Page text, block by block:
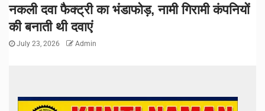
नकली दवा फैक्ट्री का भंडाफोड़, नामी गिरामी कंपनियों
की बनाती थी दवाएं
July 23, 2026 Admin